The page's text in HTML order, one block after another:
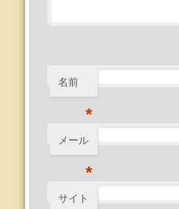
名前
*
メール
*
サイト